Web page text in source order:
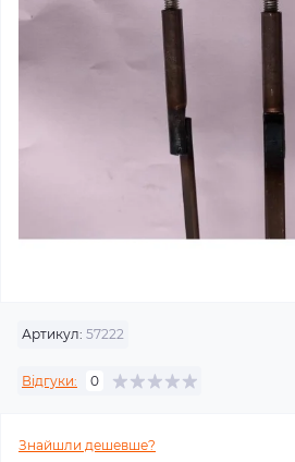
Артикул: 57222
Відгуки: 0
Знайшли дешевше?